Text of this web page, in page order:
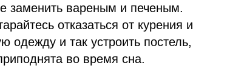
заменить вареным и печеным.
отказаться от курения и
одежду и так устроить постель,
во время сна.